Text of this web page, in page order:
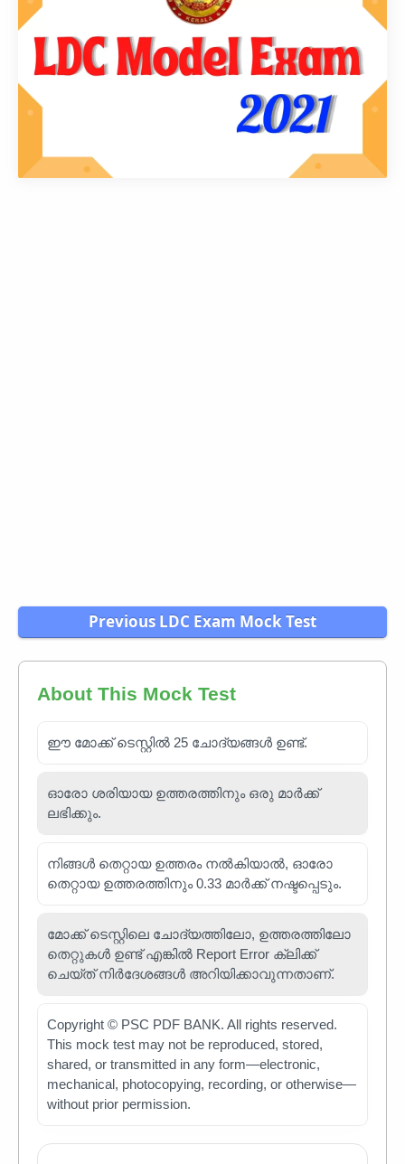
Previous LDC Exam Mock Test
About This Mock Test
ഈ മോക്ക് ടെസ്റ്റിൽ 25 ചോദ്യങ്ങൾ ഉണ്ട്.
ഓരോ ശരിയായ ഉത്തരത്തിനും ഒരു മാർക്ക്
ലഭിക്കും.
നിങ്ങൾ തെറ്റായ ഉത്തരം നൽകിയാൽ, ഓരോ
തെറ്റായ ഉത്തരത്തിനും 0.33 മാർക്ക് നഷ്ടപ്പെടും.
മോക്ക് ടെസ്റ്റിലെ ചോദ്യത്തിലോ, ഉത്തരത്തിലോ
തെറ്റുകൾ ഉണ്ട് എങ്കിൽ Report Error ക്ലിക്ക്
ചെയ്ത് നിർദേശങ്ങൾ അറിയിക്കാവുന്നതാണ്.
Copyright © PSC PDF BANK. All rights reserved.
This mock test may not be reproduced, stored,
shared, or transmitted in any form—electronic,
mechanical, photocopying, recording, or otherwise—
without prior permission.